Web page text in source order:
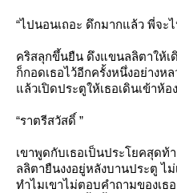
“ไปนอนเถอะ ดึกมากแล้ว พี่จะไ
คริสลุกขึ้นยืน ดึงแขนลลิตาให้เ
ก็กอดเธอไว้อีกครั้งหนึ่งอย่างห
ล้วเปิดประตูให้เธอเดินเข้าห้อ
“ราตรีสวัสดิ์ ”
เขาพูดกับเธอเป็นประโยคสุดท้
ลลิตายืนงงอยู่หลังบานประตู ไม่
ทำไมเขาไม่ตอบคำถามของเธ